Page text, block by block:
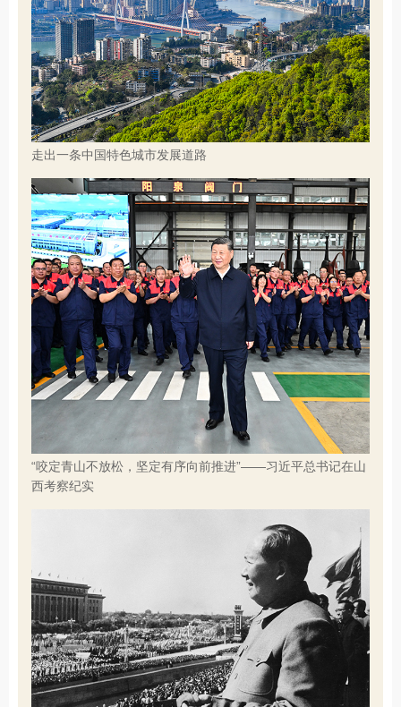
走出一条中国特色城市发展道路
“咬定青山不放松，坚定有序向前推进”——习近平总书记在山
西考察纪实